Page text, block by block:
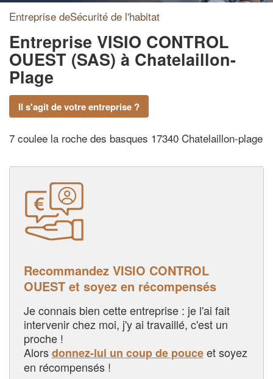
Entreprise deSécurité de l'habitat
Entreprise VISIO CONTROL
OUEST (SAS) à Chatelaillon-
Plage
Il s'agit de votre entreprise ?
7 coulee la roche des basques 17340 Chatelaillon-plage
Recommandez VISIO CONTROL
OUEST et soyez en récompensés
Je connais bien cette entreprise : je l'ai fait
intervenir chez moi, j'y ai travaillé, c'est un
proche !
Alorsdonnez-lui un coup de pouceet soyez
en récompensés !